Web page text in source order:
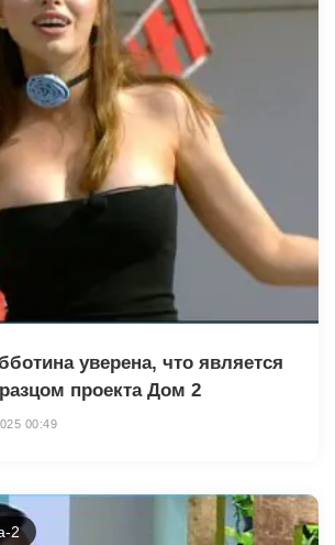
уверена, что является
проекта Дом 2
00:49
2